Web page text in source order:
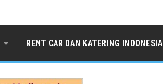
RENT CAR DAN KATERING INDONESIA